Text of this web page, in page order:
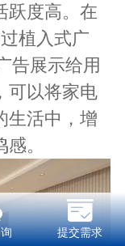
跃度高。在
植入式广
告展示给用
可以将家电
生活中，增
。
提交需求